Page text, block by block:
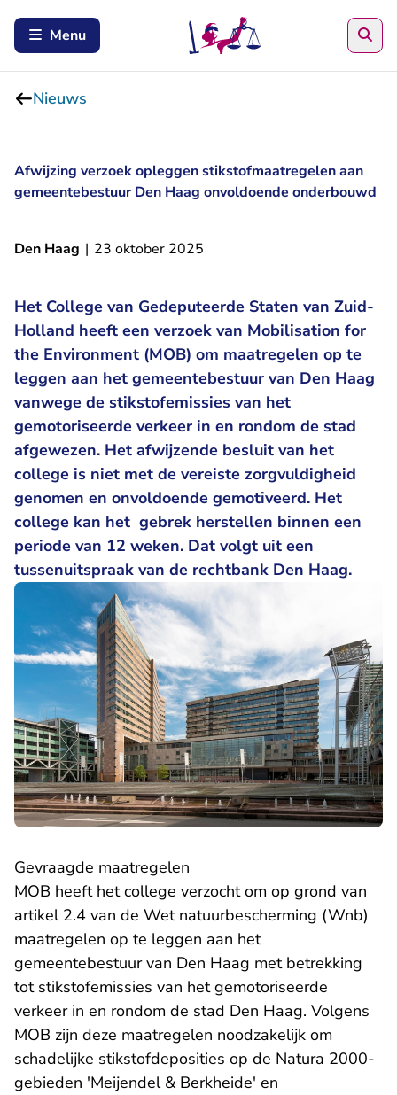
Menu
Nieuws
Afwijzing verzoek opleggen stikstofmaatregelen aan
gemeentebestuur Den Haag onvoldoende onderbouwd
Den Haag | 23 oktober 2025
Het College van Gedeputeerde Staten van Zuid-
Holland heeft een verzoek van Mobilisation for
the Environment (MOB) om maatregelen op te
leggen aan het gemeentebestuur van Den Haag
vanwege de stikstofemissies van het
gemotoriseerde verkeer in en rondom de stad
afgewezen. Het afwijzende besluit van het
college is niet met de vereiste zorgvuldigheid
genomen en onvoldoende gemotiveerd. Het
college kan het gebrek herstellen binnen een
periode van 12 weken. Dat volgt uit een
tussenuitspraak van de rechtbank Den Haag.
Gevraagde maatregelen
MOB heeft het college verzocht om op grond van
artikel 2.4 van de Wet natuurbescherming (Wnb)
maatregelen op te leggen aan het
gemeentebestuur van Den Haag met betrekking
tot stikstofemissies van het gemotoriseerde
verkeer in en rondom de stad Den Haag. Volgens
MOB zijn deze maatregelen noodzakelijk om
schadelijke stikstofdeposities op de Natura 2000-
gebieden 'Meijendel & Berkheide' en